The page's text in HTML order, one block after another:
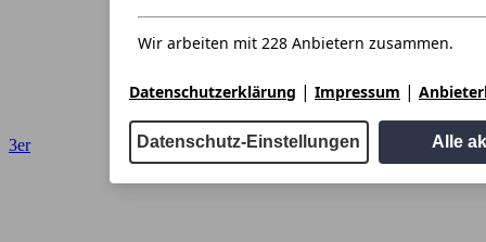
Wir arbeiten mit 228 Anbietern zusammen.
Datenschutzerklärung | Impressum |
Datenschutz-Einstellungen Alle
3er